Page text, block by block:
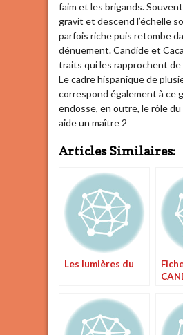
faim et les brigands.
gravit et descend l’échelle
parfois riche puis retombe
dénuement. Candide et
traits qui les rapprochent de
Le cadre hispanique de
correspond également à ce
endosse, en outre, le rôle du
aide un maître 2
Articles Similaires:
Les lumières du